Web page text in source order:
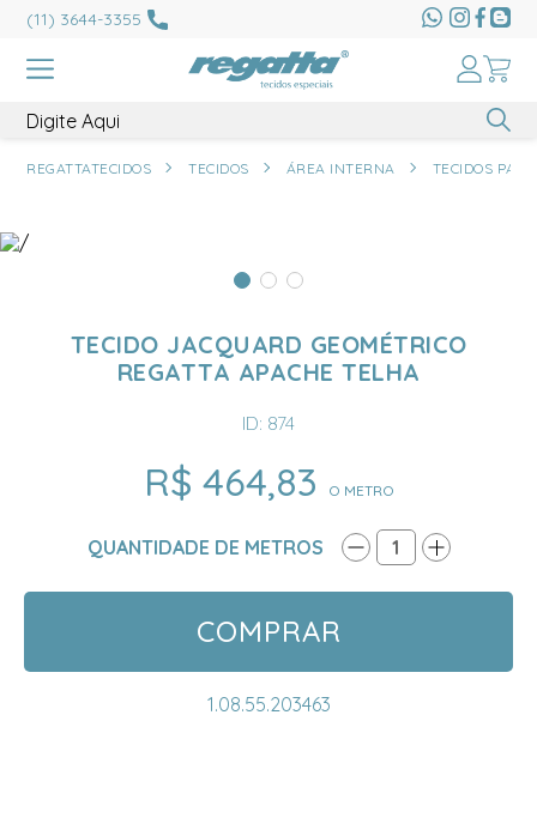
(11) 3644-3355
REGATTATECIDOS TECIDOS ÁREA INTERNA TECIDOS
TECIDO JACQUARD GEOMÉTRICO
REGATTA APACHE TELHA
ID: 874
R$ 464,83 O METRO
QUANTIDADE DE METROS 1
COMPRAR
1.08.55.203463